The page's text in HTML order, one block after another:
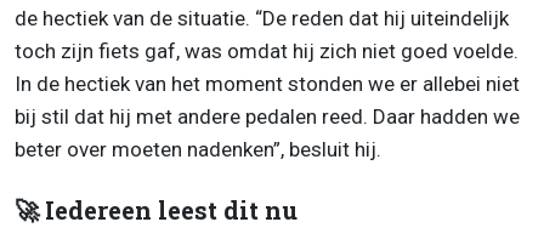
de hectiek van de situatie. “De reden dat hij uiteindelijk
toch zijn fiets gaf, was omdat hij zich niet goed voelde.
In de hectiek van het moment stonden we er allebei niet
bij stil dat hij met andere pedalen reed. Daar hadden we
beter over moeten nadenken”, besluit hij.
🚀 Iedereen leest dit nu